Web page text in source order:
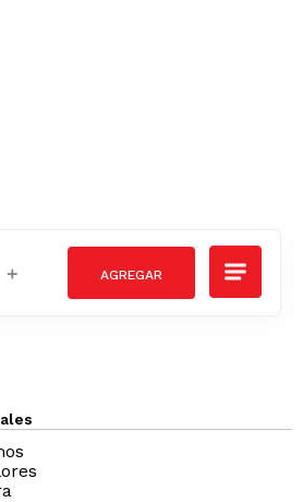
hecha con aceites escenciales